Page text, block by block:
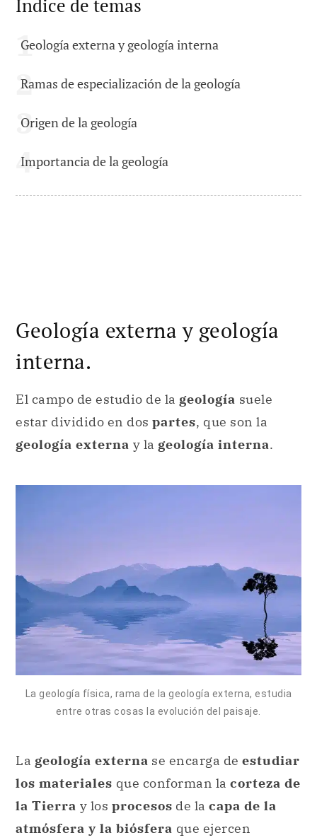
Índice de temas
Geología externa y geología interna
Ramas de especialización de la geología
Origen de la geología
Importancia de la geología
estar dividido en dospartes , que son la
geología externa
La geología física, rama de la geología externa, estudia
entre otras cosas la evolución del paisaje.
Lageología externase encarga deestudiar
los materiales que conforman lacorteza de
capa de la
influenciasobre ella. Por su parte, la
geología internase ocupa deanalizarlos
procesos desarrolladosdebajo de la
corteza de la Tierray lascausasque los